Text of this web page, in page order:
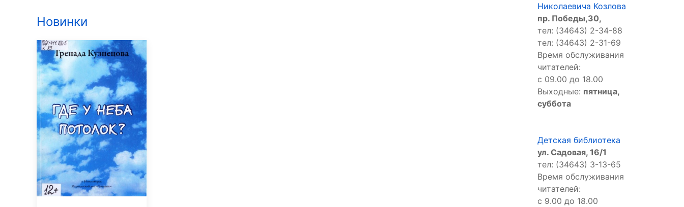
Новинки
Николаевича Козлова
пр. Победы,30,
тел: (34643) 2-34-88
тел: (34643) 2-31-69
Время обслуживания
читателей:
с 09.00 до 18.00
Выходные: пятница,
суббота
Детская библиотека
ул. Садовая, 16/1
тел: (34643) 3-13-65
Время обслуживания
читателей:
с 9.00 до 18.00